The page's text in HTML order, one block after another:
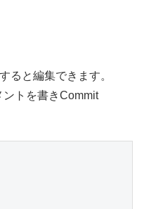
ると編集できます。
トを書きCommit